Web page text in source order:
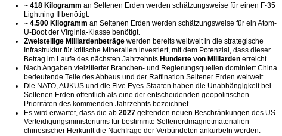
~ 418 Kilogramm an Seltenen Erden werden schätzungsweise für einen F-35
Lightning II benötigt.
~ 4.500 Kilogramm an Seltenen Erden werden schätzungsweise für ein Atom-
U-Boot der Virginia-Klasse benötigt.
Zweistellige Milliardenbeträge werden bereits weltweit in die strategische
Infrastruktur für kritische Mineralien investiert, mit dem Potenzial, dass dieser
Betrag im Laufe des nächsten Jahrzehnts Hunderte von Milliarden erreicht.
Nach Angaben vielzitierter Branchen- und Regierungsquellen dominiert China
bedeutende Teile des Abbaus und der Raffination Seltener Erden weltweit.
Die NATO, AUKUS und die Five Eyes-Staaten haben die Unabhängigkeit bei
Seltenen Erden öffentlich als eine der entscheidenden geopolitischen
Prioritäten des kommenden Jahrzehnts bezeichnet.
Es wird erwartet, dass die ab 2027 geltenden neuen Beschränkungen des US-
Verteidigungsministeriums für bestimmte Seltenerdmagnetmaterialien
chinesischer Herkunft die Nachfrage der Verbündeten ankurbeln werden.